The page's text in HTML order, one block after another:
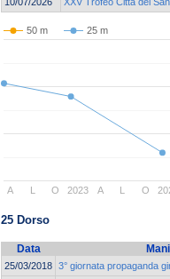
50 m 25 m
2023
A L O A L O
25 Dorso
Data
25/03/2018 3° giornata propaganda